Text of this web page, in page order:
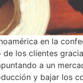
en la
los clientes
a un
y bajar los